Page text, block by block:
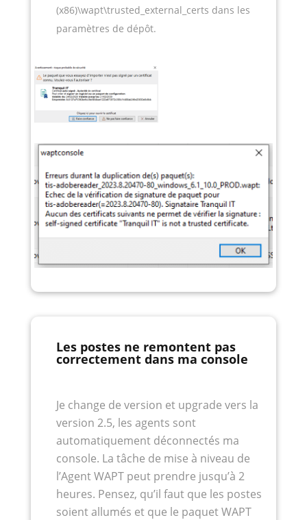
(x86)\wapt\trusted_external_certs dans les
paramètres de dépôt.
Les postes ne remontent pas
correctement dans ma console
Je change de version et upgrade vers la
version 2.5, les agents sont
automatiquement déconnectés ma
console. La tâche de mise à niveau de
l’Agent WAPT peut prendre jusqu’à 2
heures. Pensez, qu’il faut que les postes
soient allumés et que le paquet WAPT